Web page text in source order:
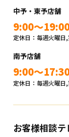
中予・東予店舗
9:00～
定休日：毎週火曜日
南予店舗
9:00～
定休日：毎週火曜日
お客様相談テ